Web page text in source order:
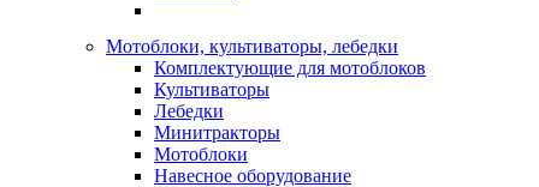
Мотоблоки, культиваторы, лебедки
Комплектующие для мотоблоков
Культиваторы
Лебедки
Минитракторы
Мотоблоки
Навесное оборудование